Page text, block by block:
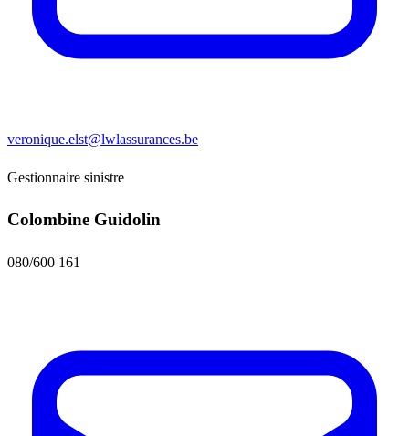
veronique.elst@lwlassurances.be
Gestionnaire sinistre
Colombine Guidolin
080/600 161